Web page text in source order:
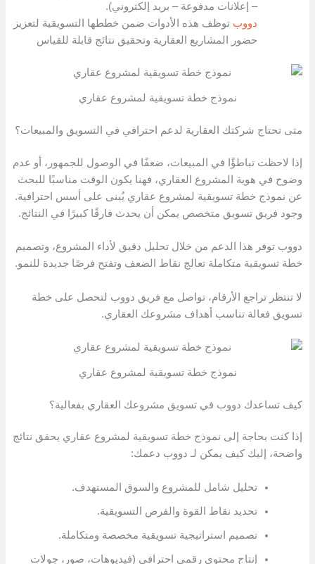
– إعلانات مدفوعة – بريد إلكتروني).
دووب توظف هذه الأدوات ضمن خططها التسويقية لتعزيز
حضور المشاريع العقارية وتحقيق نتائج قابلة للقياس
نموذج خطة تسويقية لمشروع عقاري
متى تحتاج شركتك العقارية لدعم احترافي في التسويق والمبيعات؟
إذا لاحظت تباطؤًا في المبيعات، ضعفًا في الوصول للجمهور، أو عدم
وضوح في هوية المشروع العقاري، فهنا يكون الوقت مناسبًا للبحث
عن نموذج خطة تسويقية لمشروع عقاري يُبنى على أسس احترافية.
وجود فريق تسويق متخصص يمكن أن يحدث فارقًا كبيرًا في النتائج.
دووب توفر هذا الدعم من خلال تحليل دقيق لأداء المشروع، وتصميم
خطة تسويقية متكاملة تعالج نقاط الضعف وتفتح فرصًا جديدة للنمو.
لا تنتظر تراجع الأرقام، تواصل مع فريق دووب لتحصل على خطة
تسويق فعالة تناسب أهداف مشروعك العقاري.
نموذج خطة تسويقية لمشروع عقاري
كيف تساعدك دووب في تسويق مشروعك العقاري بفعالية؟
إذا كنت بحاجة إلى نموذج خطة تسويقية لمشروع عقاري يحقق نتائج
واضحة، إليك كيف يمكن لـ دووب دعمك:
تحليل شامل للمشروع والسوق المستهدف.
تحديد نقاط القوة والفرص التسويقية.
تصميم استراتيجية تسويقية مخصصة ومتكاملة.
إنتاج محتوى رقمي احترافي (فيديوهات، صور، جولات